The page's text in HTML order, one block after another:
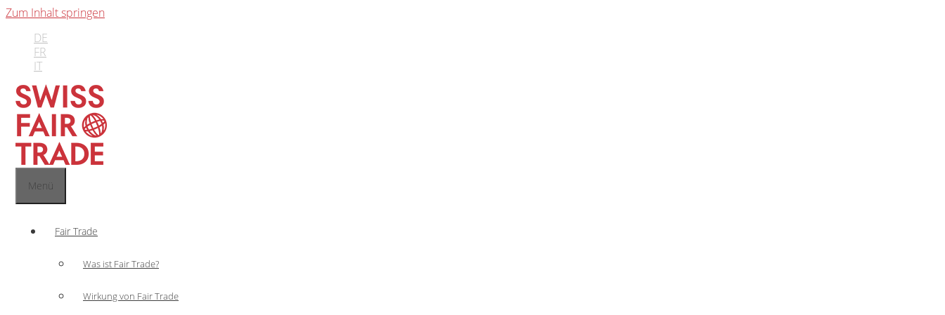
Zum Inhalt springen
DE
FR
IT
Menü
Fair Trade
Was ist Fair Trade?
Wirkung von Fair Trade